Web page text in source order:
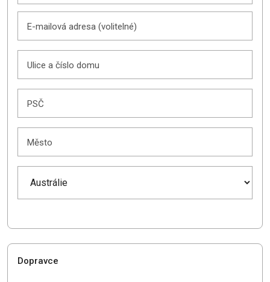
E-mailová adresa (volitelné)
Ulice a číslo domu
PSČ
Město
Dopravce